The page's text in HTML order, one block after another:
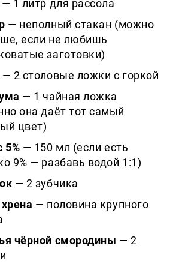
— 1 литр для рассола
— неполный стакан (можно
если не любишь
заготовки)
— 2 столовые ложки с горкой
— 1 чайная ложка
она даёт тот самый
цвет)
5% — 150 мл (если есть
9% — разбавь водой 1:1)
— 2 зубчика
— половина крупного
чёрной смородины — 2